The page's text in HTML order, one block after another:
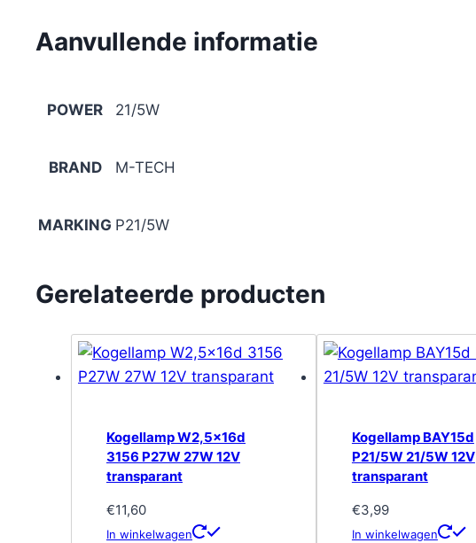
Aanvullende informatie
POWER 21/5W
BRAND M-TECH
MARKING P21/5W
Gerelateerde producten
Kogellamp W2,5x16d
3156 P27W 27W 12V
transparant
€11,60
In winkelwagen
Kogellamp BAY15d
P21/5W 21/5W 12V
transparant
€3,99
In winkelwagen